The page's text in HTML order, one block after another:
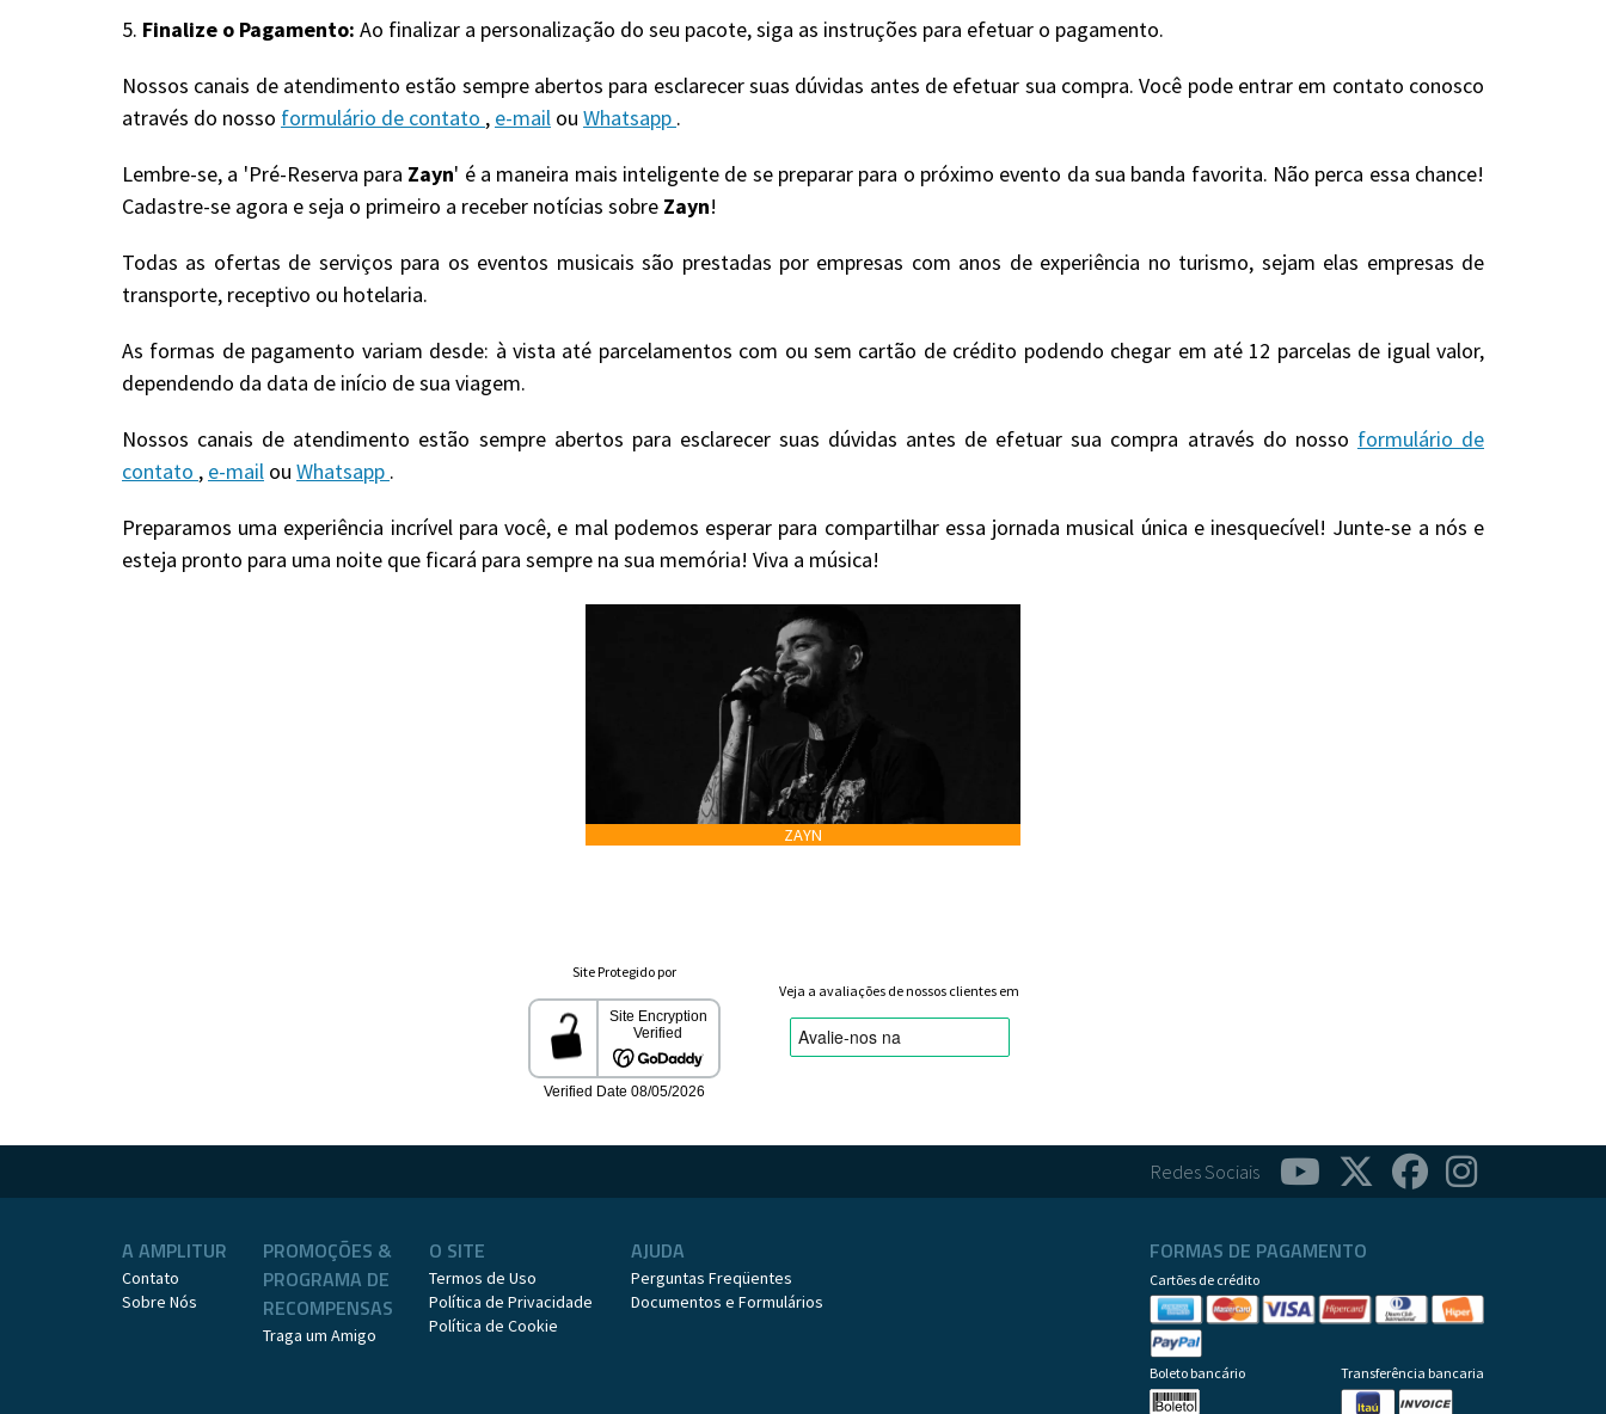
5. Finalize o Pagamento: Ao finalizar a personalização do seu pacote, siga as instruções para efetuar o pagamento.
Nossos canais de atendimento estão sempre abertos para esclarecer suas dúvidas antes de efetuar sua compra. Você pode entrar em contato conosco
através do nosso formulário de contato , e-mail ou Whatsapp .
Lembre-se, a 'Pré-Reserva para Zayn' é a maneira mais inteligente de se preparar para o próximo evento da sua banda favorita. Não perca essa chance!
Cadastre-se agora e seja o primeiro a receber notícias sobre Zayn!
Todas as ofertas de serviços para os eventos musicais são prestadas por empresas com anos de experiência no turismo, sejam elas empresas de
transporte, receptivo ou hotelaria.
As formas de pagamento variam desde: à vista até parcelamentos com ou sem cartão de crédito podendo chegar em até 12 parcelas de igual valor,
dependendo da data de início de sua viagem.
Nossos canais de atendimento estão sempre abertos para esclarecer suas dúvidas antes de efetuar sua compra através do nosso formulário de
contato , e-mail ou Whatsapp .
Preparamos uma experiência incrível para você, e mal podemos esperar para compartilhar essa jornada musical única e inesquecível! Junte-se a nós e
esteja pronto para uma noite que ficará para sempre na sua memória! Viva a música!
ZAYN
Site Protegido por
Veja a avaliações de nossos clientes em
Redes Sociais
A AMPLITUR
Contato
Sobre Nós
PROMOÇÕES &
PROGRAMA DE
RECOMPENSAS
Traga um Amigo
O SITE
Termos de Uso
Política de Privacidade
Política de Cookie
AJUDA
Perguntas Freqüentes
Documentos e Formulários
FORMAS DE PAGAMENTO
Cartões de crédito
Boleto bancário Transferência bancaria